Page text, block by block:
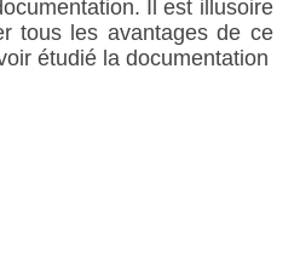
Il est illusoire
tous les avantages de ce
étudié la documentation